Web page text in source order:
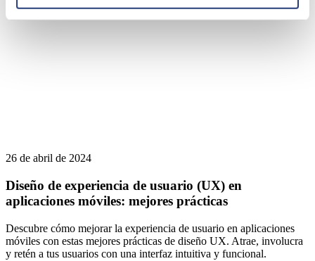
26 de abril de 2024
Diseño de experiencia de usuario (UX) en
aplicaciones móviles: mejores prácticas
Descubre cómo mejorar la experiencia de usuario en aplicaciones
móviles con estas mejores prácticas de diseño UX. Atrae, involucra
y retén a tus usuarios con una interfaz intuitiva y funcional.